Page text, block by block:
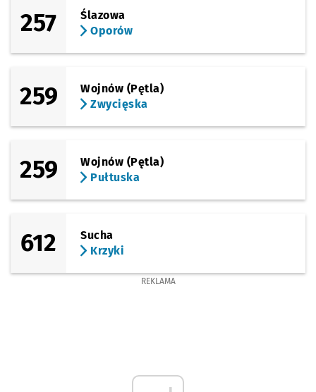
257
Ślazowa
Oporów
259
Wojnów (Pętla)
Zwycięska
259
Wojnów (Pętla)
Pułtuska
612
Sucha
Krzyki
REKLAMA